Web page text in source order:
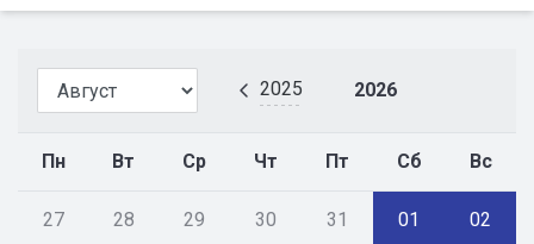
2025 2026
Пн Вт Ср Чт Пт Сб Вс
27 28 29 30 31 01 02